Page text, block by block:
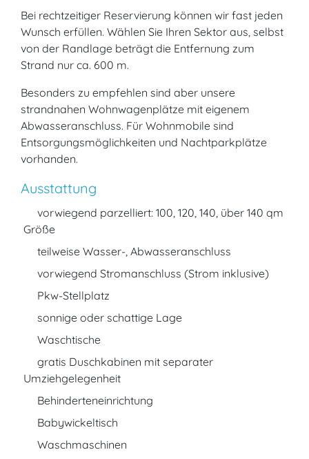
Bei rechtzeitiger Reservierung können wir fast jeden
Wunsch erfüllen. Wählen Sie Ihren Sektor aus, selbst
von der Randlage beträgt die Entfernung zum
Strand nur ca. 600 m.
Besonders zu empfehlen sind aber unsere
strandnahen Wohnwagenplätze mit eigenem
Abwasseranschluss. Für Wohnmobile sind
Entsorgungsmöglichkeiten und Nachtparkplätze
vorhanden.
Ausstattung
vorwiegend parzelliert: 100, 120, 140, über 140 qm
Größe
teilweise Wasser-, Abwasseranschluss
vorwiegend Stromanschluss (Strom inklusive)
Pkw-Stellplatz
sonnige oder schattige Lage
Waschtische
gratis Duschkabinen mit separater
Umziehgelegenheit
Behinderteneinrichtung
Babywickeltisch
Waschmaschinen